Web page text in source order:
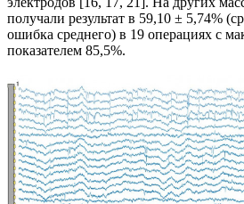
получали результат в 59,10 ± 5,74%
ошибка среднего) в 19 операциях с
показателем 85,5%.